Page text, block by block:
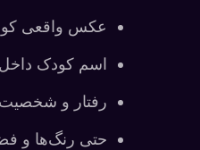
عکس واقعی
اسم کودک
رفتار و
حتی رنگ‌ها و